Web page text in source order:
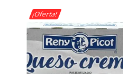
¡Oferta!